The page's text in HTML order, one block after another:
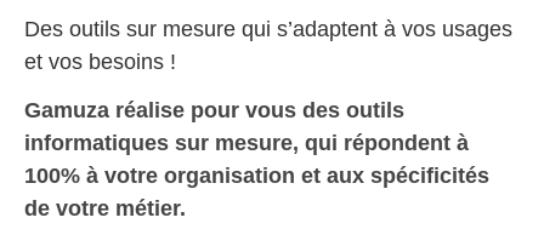
Des outils sur mesure qui s’adaptent à vos usages
et vos besoins !
Gamuza réalise pour vous des outils
informatiques sur mesure, qui répondent à
100% à votre organisation et aux spécificités
de votre métier.